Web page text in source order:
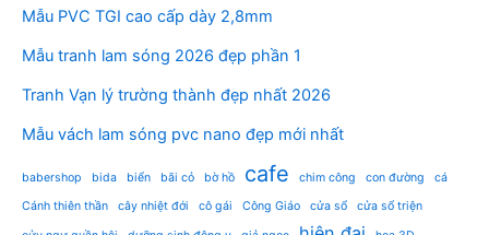
Mẫu PVC TGI cao cấp dày 2,8mm
Mẫu tranh lam sóng 2026 đẹp phần 1
Tranh Vạn lý trường thành đẹp nhất 2026
Mẫu vách lam sóng pvc nano đẹp mới nhất
babershop bida biển bãi cỏ bờ hồ cafe chim công con đường
cá
Cánh thiên thần
cây nhiệt đới cô gái Công Giáo cửa sổ cửa sổ triện